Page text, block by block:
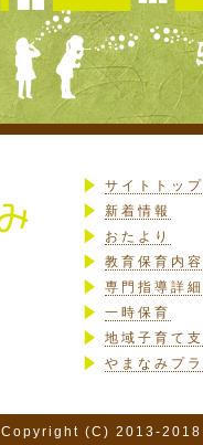
サイトトップ
新着情報
おたより
教育保育内
専門指導詳細
一時保育
地域子育て
やまなみプ
Copyright (C) 2013-